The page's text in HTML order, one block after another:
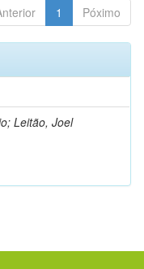
1 Póximo
Leitão, Joel